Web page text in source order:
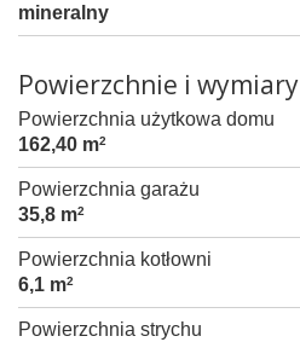
mineralny
Powierzchnie i wymiary
Powierzchnia użytkowa domu
162,40 m2
Powierzchnia garażu
35,8 m2
Powierzchnia kotłowni
6,1 m2
Powierzchnia strychu